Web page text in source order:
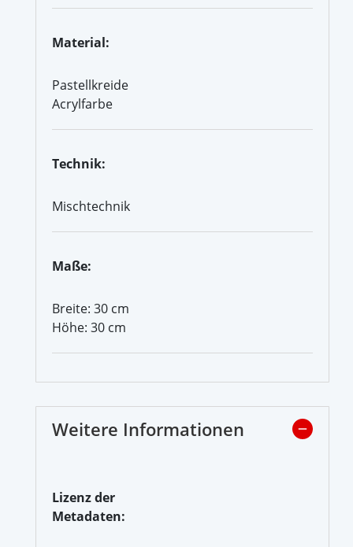
Material:
Pastellkreide
Acrylfarbe
Technik:
Mischtechnik
Maße:
Breite: 30 cm
Höhe: 30 cm
Weitere Informationen
Lizenz der
Metadaten: